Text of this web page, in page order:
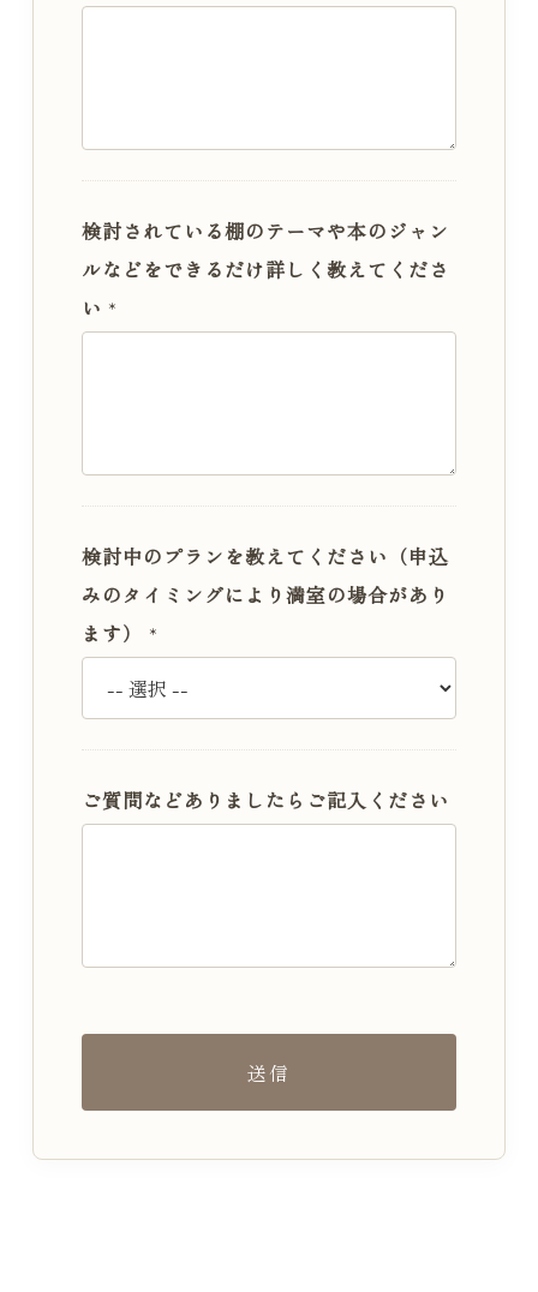
検討されている棚のテーマや本のジャン
ルなどをできるだけ詳しく教えてくださ
い *
検討中のプランを教えてください（申込
みのタイミングにより満室の場合があり
ます） *
討
い
棚
テ
ー
ご質問などありましたらご記入ください
送信